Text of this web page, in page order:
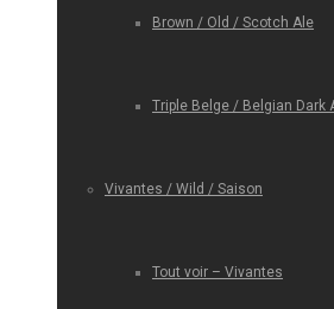
Brown / Old / Scotch Ale
Triple Belge / Belgian Dark
Vivantes / Wild / Saison
Tout voir – Vivantes